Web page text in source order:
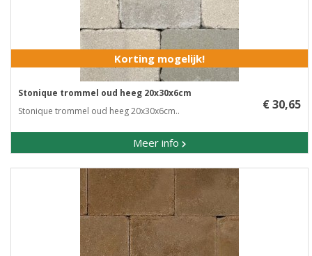
Korting mogelijk!
Stonique trommel oud heeg 20x30x6cm
Stonique trommel oud heeg 20x30x6cm..
Meer info
€ 30,65